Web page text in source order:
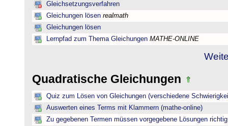
Gleichsetzungsverfahren
Gleichungen lösen realmath
Gleichungen lösen
Lernpfad zum Thema Gleichungen MATHE-ONLINE
Quadratische Gleichungen
Quiz zum Lösen von Gleichungen (verschiedene
Auswerten eines Terms mit Klammern (mathe-online)
Zu gegebenen Termen müssen vorgegebene Lösungen